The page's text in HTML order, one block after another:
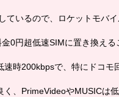
いるので、ロケットモバ
0円超低速SIMに置き換える
時200kbpsで、特にドコモ
、PrimeVideoやMUSICは